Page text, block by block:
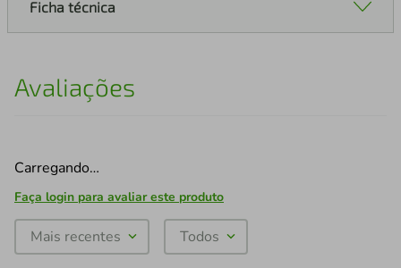
Ficha técnica
Avaliações
Carregando…
Faça login para avaliar este produto
Mais recentes Todos